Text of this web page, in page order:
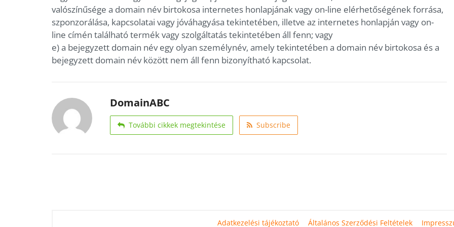
valószínűsége a domain név birtokosa internetes honlapjának vagy on-line elérhetőségének forrása,
szponzorálása, kapcsolatai vagy jóváhagyása tekintetében, illetve az internetes honlapján vagy on-
line címén található termék vagy szolgáltatás tekintetében áll fenn; vagy
e) a bejegyzett domain név egy olyan személynév, amely tekintetében a domain név birtokosa és a
bejegyzett domain név között nem áll fenn bizonyítható kapcsolat.
DomainABC
További cikkek megtekintése Subscribe
Adatkezelési tájékoztató Általános Szerződési Feltételek